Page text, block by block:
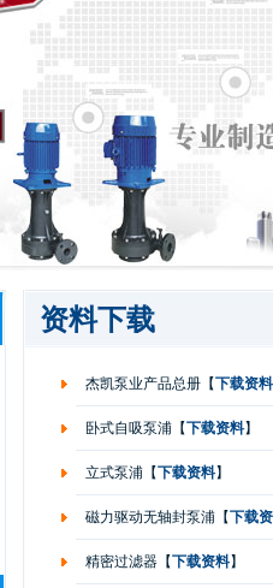
资料下载
杰凯泵业产品总册 【下载资料
卧式自吸泵浦 【下载资料】
立式泵浦 【下载资料】
磁力驱动无轴封泵浦 【下载
精密过滤器 【下载资料】